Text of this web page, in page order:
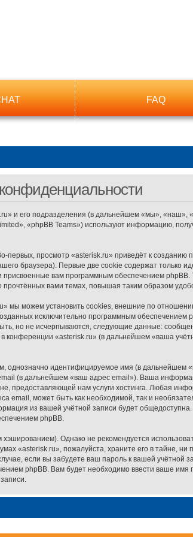
FAQ
и его подразделения (в дальнейшем «мы»,
«phpBB Teams») используют информацию,
просмотр «asterisk.ru» приведёт к
браузера). Первые две cookie содержат только
вам программным обеспечением
вами темах, повышая таким образом
мы можем установить cookies, внешние по
исключительно программным
но не исчерпываются, следующие данные:
конференции «asterisk.ru» (в дальнейшем «ваша
однозначно идентифицируемое имя (в
(в дальнейшем «ваш адрес email»). Ваша
предоставляющей нам услуги хостинга. Любая
email, может быть как необходимой, так и
из вашей учётной записи будет
phpBB.
Однако не рекомендуется
«asterisk.ru», пожалуйста, храните его в тайне,
если вы забудете ваш пароль к вашей учётной
phpBB. Вам будет необходимо ввести ваше